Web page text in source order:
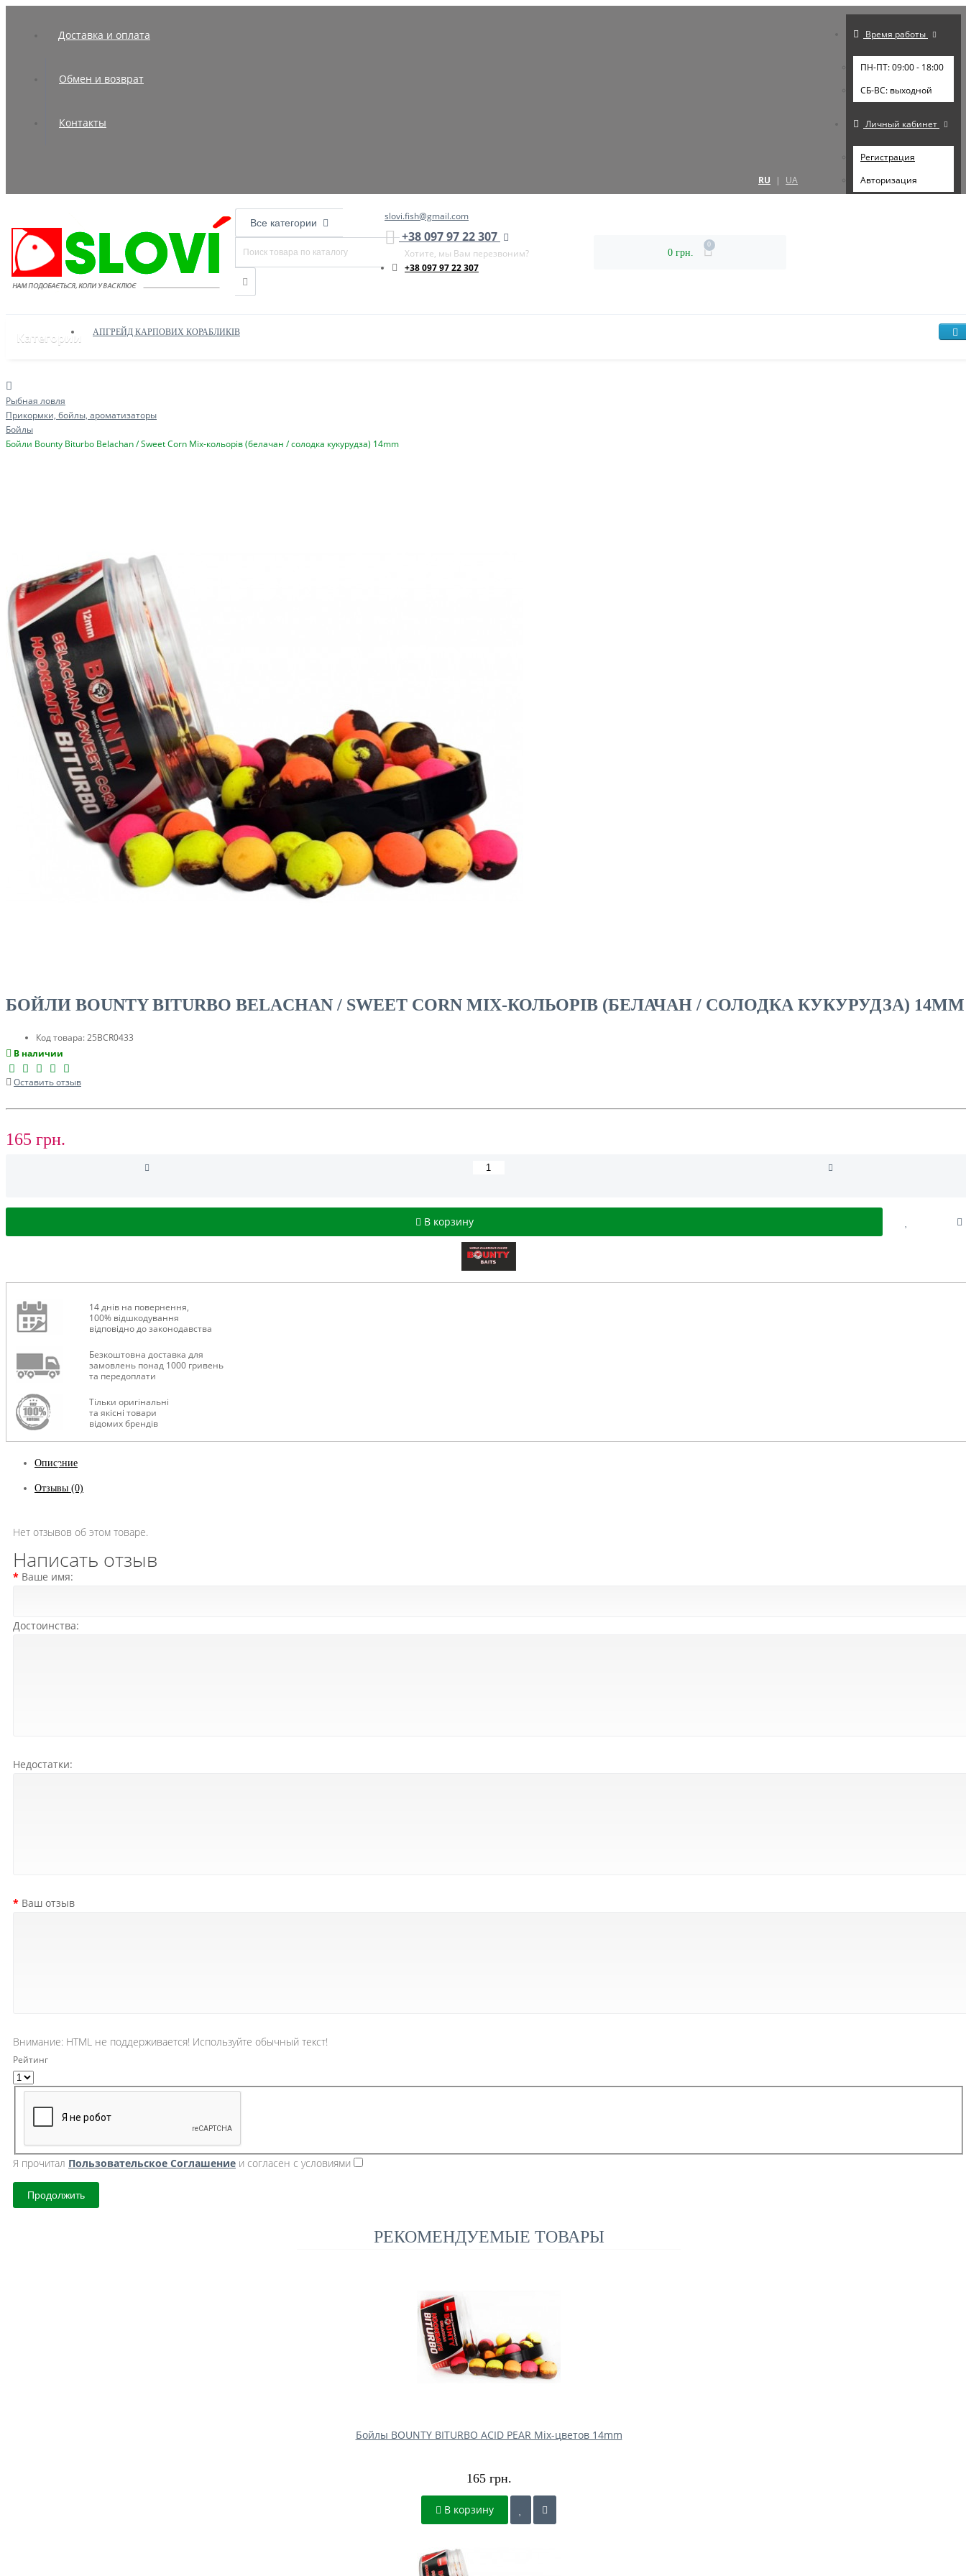
Доставка и оплата
Обмен и возврат
Контакты
RU | UA
Время работы
ПН-ПТ: 09:00 - 18:00
СБ-ВС: выходной
Личный кабинет
Регистрация
Авторизация
Все категории
slovi.fish@gmail.com
+38 097 97 22 307
Хотите, мы Вам перезвоним?
+38 097 97 22 307
0 грн.
0
Категории АПГРЕЙД КАРПОВИХ КОРАБЛИКІВ
ПРИКОРМОЧНІ КОРАБЛИКИ
РЫБНАЯ ЛОВЛЯ
СУМКИ, ЧОХЛИ ДЛЯ КАРПОВИХ КОРАБЛИКІВ
ТУРИЗМ
Рыбная ловля
Прикормки, бойлы, ароматизаторы
Бойлы
Бойли Bounty Biturbo Belachan / Sweet Corn Mix-кольорів (белачан / солодка кукурудза) 14mm
БОЙЛИ BOUNTY BITURBO BELACHAN / SWEET CORN MIX-КОЛЬОРІВ (БЕЛАЧАН / СОЛОДКА КУКУРУДЗА) 14MM
Код товара:25BCR0433
В наличии
Оставить отзыв
165 грн.
В корзину
14 днів на повернення,
100% відшкодування
відповідно до законодавства
Безкоштовна доставка для
замовлень понад 1000 гривень
та передоплати
Тільки оригінальні
та якісні товари
відомих брендів
Описание
Отзывы (0)
Нет отзывов об этом товаре.
Написать отзыв
Ваше имя:
Достоинства:
Недостатки:
Ваш отзыв
Внимание: HTML не поддерживается! Используйте обычный текст!
Рейтинг
Я прочитал Пользовательское Cоглашение и согласен с условиями
Продолжить
РЕКОМЕНДУЕМЫЕ ТОВАРЫ
Бойлы BOUNTY BITURBO ACID PEAR Mix-цветов 14mm
165 грн.
В корзину